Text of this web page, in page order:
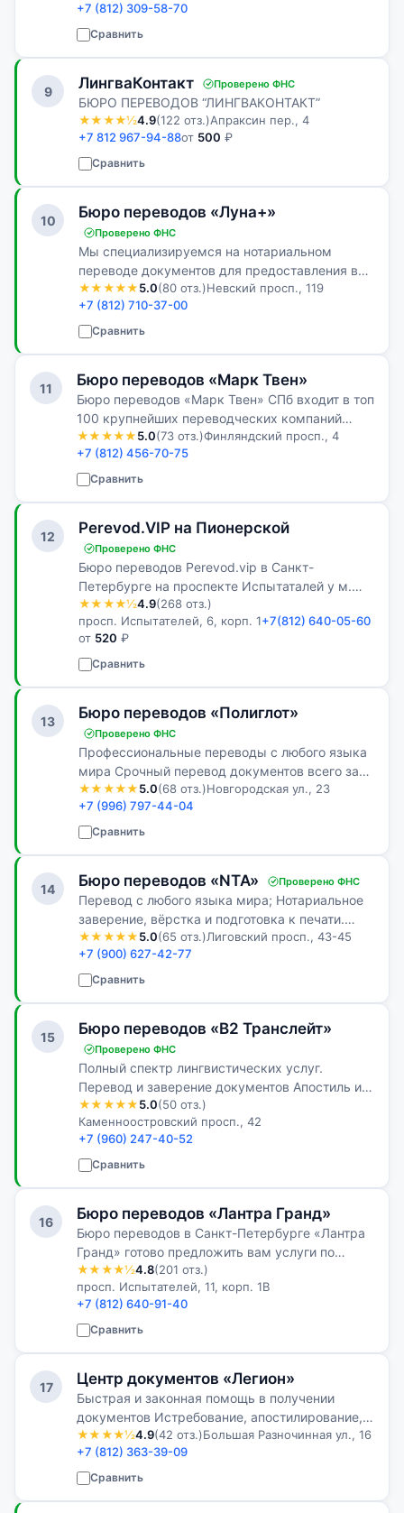
устных переводчиков в любых городах, в том
числе за рубежом. Локализуем сайты, техн…
+7 (812) 309-58-70
Сравнить
9 ЛингваКонтакт Проверено ФНС
БЮРО ПЕРЕВОДОВ “ЛИНГВАКОНТАКТ”
★★★★½4.9(122 отз.)Апраксин пер., 4
+7 812 967-94-88от 500 ₽
Сравнить
10 Бюро переводов «Луна+»
Проверено ФНС
Мы специализируемся на нотариальном
переводе документов для предоставления в
официальные инстанции России. Наши
переводчики имеют необходимые дипломы и
аккредитованы у нотариусов Санкт-
★★★★★5.0(80 отз.)Невский просп., 119
+7 (812) 710-37-00
Сравнить
11 Бюро переводов «Марк Твен»
Бюро переводов «Марк Твен» СПб входит в топ
100 крупнейших переводческих компаний
Российской Федерации! В штате нашего бюро
работают настоящие профессионалы своего
дела. Все переводы выполняются живым…
★★★★★5.0(73 отз.)Финляндский просп., 4
+7 (812) 456-70-75
Сравнить
12 Perevod.VIP на Пионерской
Проверено ФНС
Бюро переводов Perevod.vip в Санкт-
Петербурге на проспекте Испытаталей у м.
Пионерская
★★★★½4.9(268 отз.)
просп. Испытателей, 6, корп. 1+7(812) 640-05-60
от 520 ₽
Сравнить
13 Бюро переводов «Полиглот»
Проверено ФНС
Профессиональные переводы с любого языка
мира Срочный перевод документов всего за
60 минут! А также нотариальное заверение,
апостиль и другие услуги — всё в одном
месте, без лишних хлопот.
★★★★★5.0(68 отз.)Новгородская ул., 23
+7 (996) 797-44-04
Сравнить
14 Бюро переводов «NTA» Проверено ФНС
Перевод с любого языка мира; Нотариальное
заверение, вёрстка и подготовка к печати.
Недорогие ставки на: Фармацевтический и
технический перевод. Скидка на первый заказ
для юр. компаний 15%!
★★★★★5.0(65 отз.)Лиговский просп., 43-45
+7 (900) 627-42-77
Сравнить
15 Бюро переводов «В2 Транслейт»
Проверено ФНС
Полный спектр лингвистических услуг.
Перевод и заверение документов Апостиль и
легализация
★★★★★5.0(50 отз.)
Каменноостровский просп., 42
+7 (960) 247-40-52
Сравнить
16 Бюро переводов «Лантра Гранд»
Бюро переводов в Санкт-Петербурге «Лантра
Гранд» готово предложить вам услуги по
письменному переводу с более чем 50 языков
мира. Нам под силу выполнение перевода
любой сложности и тематики.
★★★★½4.8(201 отз.)
просп. Испытателей, 11, корп. 1В
+7 (812) 640-91-40
Сравнить
17 Центр документов «Легион»
Быстрая и законная помощь в получении
документов Истребование, апостилирование,
перевод и легализация документов России и
стран СНГ.
★★★★½4.9(42 отз.)Большая Разночинная ул., 16
+7 (812) 363-39-09
Сравнить